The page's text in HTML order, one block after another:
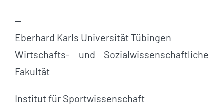
—
Eberhard Karls Universität Tübingen
Wirtschafts- und Sozialwissenschaftliche
Fakultät
Institut für Sportwissenschaft